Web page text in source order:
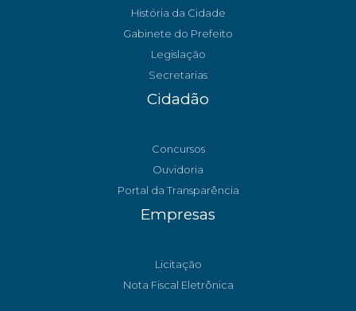
História da Cidade
Gabinete do Prefeito
Legislação
Secretarias
Cidadão
Concursos
Ouvidoria
Portal da Transparência
Empresas
Licitação
Nota Fiscal Eletrônica